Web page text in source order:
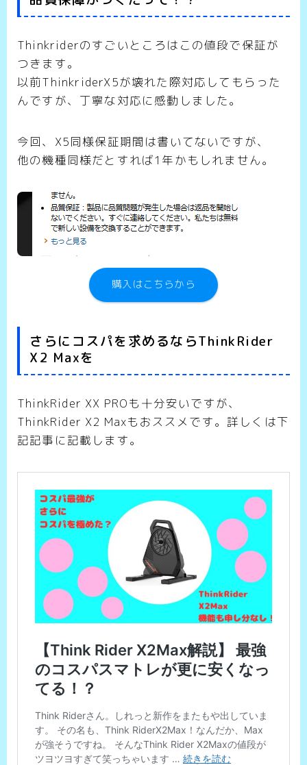
Thinkriderのすごいところはこの値段で保証が
つきます。
以前ThinkriderX5が壊れた際対応してもらった
んですが、丁寧な対応に感動しました。
今回、X5同様保証期間は書いてないですが、
他の機種同様だとすれば1年かもしれません。
購入はこちらから
さらにコスパを求めるならThinkRider
X2 Maxを
ThinkRider XX PROも十分安いですが、
ThinkRider X2 Maxもおススメです。詳しくは下
記記事に記載します。